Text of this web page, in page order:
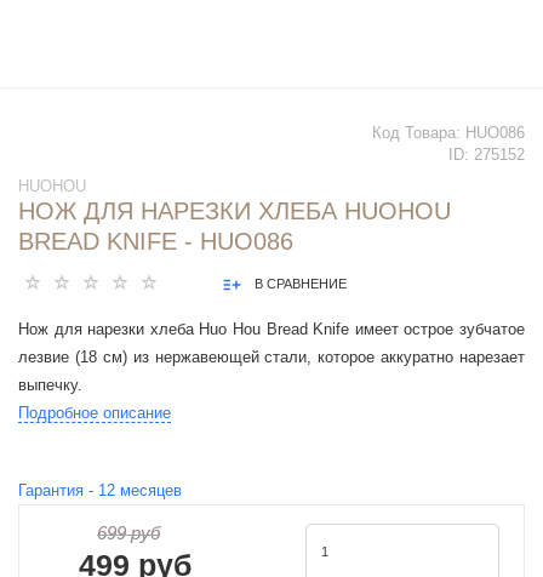
Код Товара: HUO086
ID: 275152
HUOHOU
НОЖ ДЛЯ НАРЕЗКИ ХЛЕБА HUOHOU
BREAD KNIFE - HUO086
В СРАВНЕНИЕ
Нож для нарезки хлеба Huo Hou Bread Knife имеет острое зубчатое
лезвие (18 см) из нержавеющей стали, которое аккуратно нарезает
выпечку.
Подробное описание
Гарантия - 12 месяцев
699 руб
499 руб